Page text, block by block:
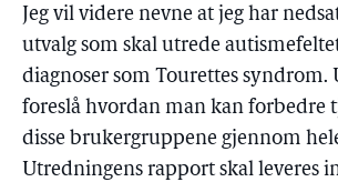
Jeg vil videre nevne at jeg har
utvalg som skal utrede
diagnoser som Tourettes syndrom.
foreslå hvordan man kan forbedre
disse brukergruppene gjennom
Utredningens rapport skal leveres